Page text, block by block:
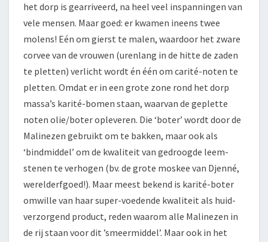
het dorp is gearriveerd, na heel veel inspanningen van
vele mensen. Maar goed: er kwamen ineens twee
molens! Eén om gierst te malen, waardoor het zware
corvee van de vrouwen (urenlang in de hitte de zaden
te pletten) verlicht wordt én één om carité-noten te
pletten. Omdat er in een grote zone rond het dorp
massa’s karité-bomen staan, waarvan de geplette
noten olie/boter opleveren. Die ‘boter’ wordt door de
Malinezen gebruikt om te bakken, maar ook als
‘bindmiddel’ om de kwaliteit van gedroogde leem-
stenen te verhogen (bv. de grote moskee van Djenné,
werelderfgoed!). Maar meest bekend is karité-boter
omwille van haar super-voedende kwaliteit als huid-
verzorgend product, reden waarom alle Malinezen in
de rij staan voor dit ’smeermiddel’. Maar ook in het